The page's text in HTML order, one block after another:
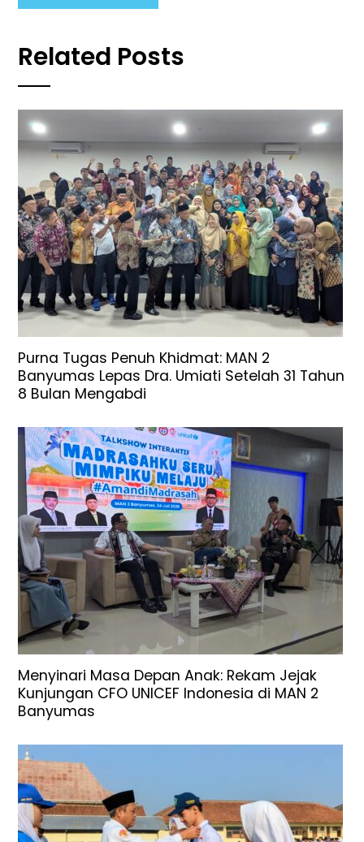
Related Posts
Purna Tugas Penuh Khidmat: MAN 2
Banyumas Lepas Dra. Umiati Setelah 31 Tahun
8 Bulan Mengabdi
Menyinari Masa Depan Anak: Rekam Jejak
Kunjungan CFO UNICEF Indonesia di MAN 2
Banyumas